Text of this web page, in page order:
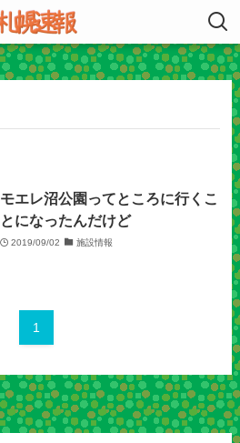
モエレ沼公園ってところに行くこ
とになったんだけど
2019/09/02 施設情報
1